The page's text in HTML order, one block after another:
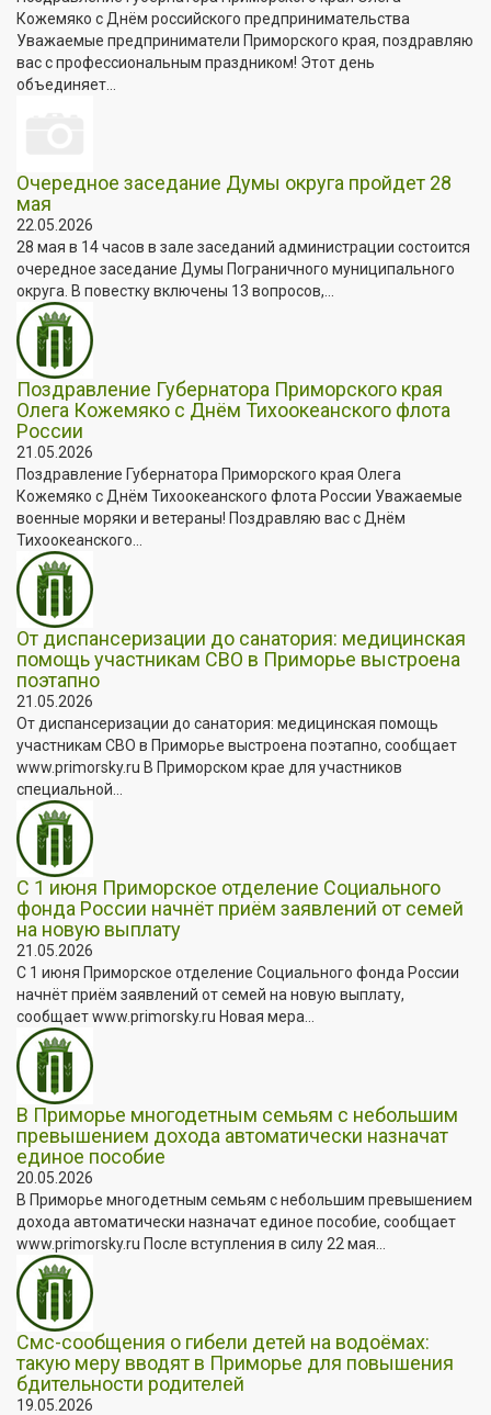
Кожемяко с Днём российского предпринимательства
Уважаемые предприниматели Приморского края, поздравляю
вас с профессиональным праздником! Этот день
объединяет...
Очередное заседание Думы округа пройдет 28
мая
22.05.2026
28 мая в 14 часов в зале заседаний администрации состоится
очередное заседание Думы Пограничного муниципального
округа. В повестку включены 13 вопросов,...
Поздравление Губернатора Приморского края
Олега Кожемяко с Днём Тихоокеанского флота
России
21.05.2026
Поздравление Губернатора Приморского края Олега
Кожемяко с Днём Тихоокеанского флота России Уважаемые
военные моряки и ветераны! Поздравляю вас с Днём
Тихоокеанского...
От диспансеризации до санатория: медицинская
помощь участникам СВО в Приморье выстроена
поэтапно
21.05.2026
От диспансеризации до санатория: медицинская помощь
участникам СВО в Приморье выстроена поэтапно, сообщает
www.primorsky.ru В Приморском крае для участников
специальной...
С 1 июня Приморское отделение Социального
фонда России начнёт приём заявлений от семей
на новую выплату
21.05.2026
С 1 июня Приморское отделение Социального фонда России
начнёт приём заявлений от семей на новую выплату,
сообщает www.primorsky.ru Новая мера...
В Приморье многодетным семьям с небольшим
превышением дохода автоматически назначат
единое пособие
20.05.2026
В Приморье многодетным семьям с небольшим превышением
дохода автоматически назначат единое пособие, сообщает
www.primorsky.ru После вступления в силу 22 мая...
Смс-сообщения о гибели детей на водоёмах:
такую меру вводят в Приморье для повышения
бдительности родителей
19.05.2026